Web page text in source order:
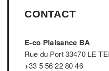
CONTACT
E-co Plaisance BA
Rue du Port 33470 LE
+33 5 56 22 80 46